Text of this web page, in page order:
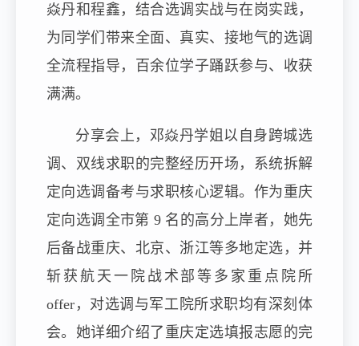
焱丹和程鑫，结合选调实战与在岗实践，
为同学们带来全面、真实、接地气的选调
全流程指导，百余位学子踊跃参与、收获
满满。
分享会上，邓焱丹学姐以自身跨城选
调、双线求职的完整经历开场，系统拆解
定向选调备考与求职核心逻辑。作为重庆
定向选调全市第 9 名的高分上岸者，她先
后备战重庆、北京、浙江等多地定选，并
斩获航天一院战术部等多家重点院所
offer，对选调与军工院所求职均有深刻体
会。她详细介绍了重庆定选填报志愿的完